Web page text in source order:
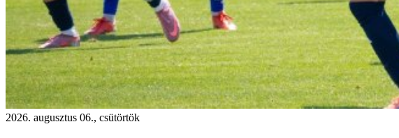
2026. augusztus 06., csütörtök